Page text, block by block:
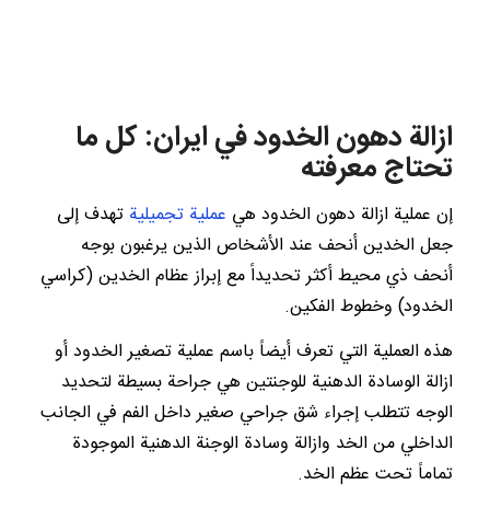
ازالة دهون الخدود في ايران: كل ما
تحتاج معرفته
إن عملية ازالة دهون الخدود هي عملية تجميلية تهدف إلى
جعل الخدين أنحف عند الأشخاص الذين يرغبون بوجه
أنحف ذي محيط أكثر تحديداً مع إبراز عظام الخدين (كراسي
الخدود) وخطوط الفكين.
هذه العملية التي تعرف أيضاً باسم عملية تصغير الخدود أو
ازالة الوسادة الدهنية للوجنتين هي جراحة بسيطة لتحديد
الوجه تتطلب إجراء شق جراحي صغير داخل الفم في الجانب
الداخلي من الخد وازالة وسادة الوجنة الدهنية الموجودة
تماماً تحت عظم الخد.